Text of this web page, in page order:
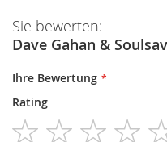
Sie bewerten:
Dave Gahan &
Ihre Bewertung
Rating
1
2
3
4